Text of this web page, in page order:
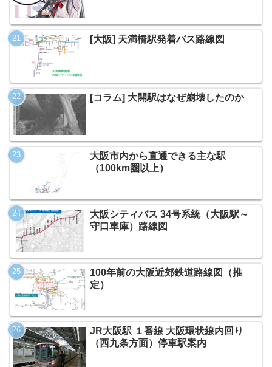
[大阪] 天満橋駅発着バス路線図
[コラム] 大開駅はなぜ崩壊したのか
大阪市内から直通できる主な駅
（100km圏以上）
大阪シティバス 34号系統（大阪駅～
守口車庫）路線図
100年前の大阪近郊鉄道路線図（推
定）
JR大阪駅 １番線 大阪環状線内回り
（西九条方面）停車駅案内